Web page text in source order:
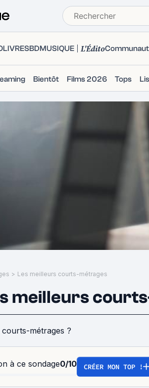
LIVRESBDMUSIQUE L'Édito
Bientôt Films 2026 Tops
> Les meilleurs courts-métrages
meilleurs
métrages ?
à ce sondage0/10 CRÉER MON TOP !